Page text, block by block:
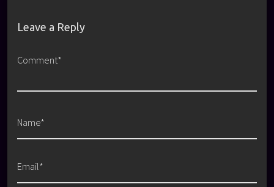
Leave a Reply
Comment*
Name*
Email*